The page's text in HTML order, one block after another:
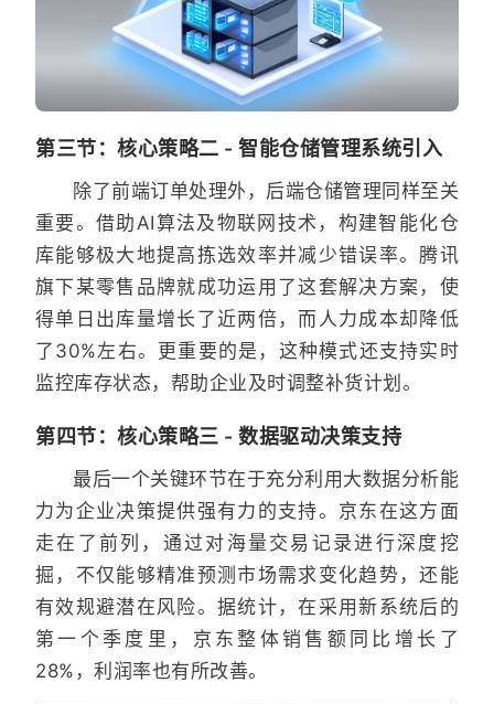
第三节：核心策略二 - 智能仓储管理系统引入
除了前端订单处理外，后端仓储管理同样至关
重要。借助AI算法及物联网技术，构建智能化仓
库能够极大地提高拣选效率并减少错误率。腾讯
旗下某零售品牌就成功运用了这套解决方案，使
得单日出库量增长了近两倍，而人力成本却降低
了30%左右。更重要的是，这种模式还支持实时
监控库存状态，帮助企业及时调整补货计划。
第四节：核心策略三 - 数据驱动决策支持
最后一个关键环节在于充分利用大数据分析能
力为企业决策提供强有力的支持。京东在这方面
走在了前列，通过对海量交易记录进行深度挖
掘，不仅能够精准预测市场需求变化趋势，还能
有效规避潜在风险。据统计，在采用新系统后的
第一个季度里，京东整体销售额同比增长了
28%，利润率也有所改善。